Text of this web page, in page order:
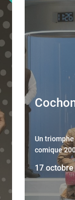
Un
comique
17 octobre